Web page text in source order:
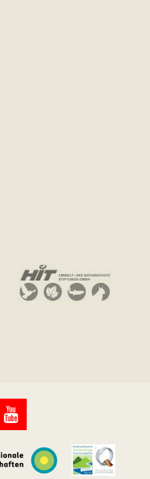
Nationaal
Park
Eifel
Youtube
(opent